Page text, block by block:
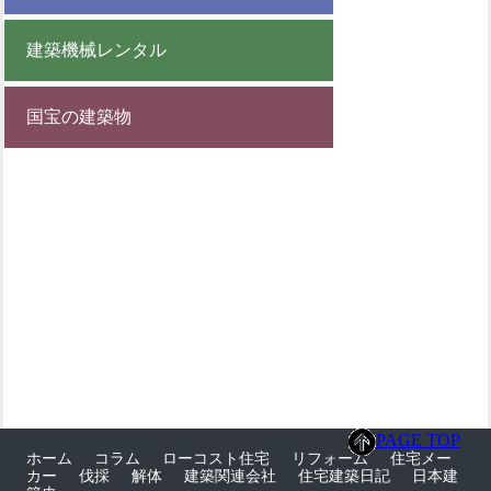
建築機械レンタル
国宝の建築物
PAGE TOP
ホーム コラム ローコスト住宅 リフォーム
住宅メー
カー
伐採 解体 建築関連会社 住宅建築日記
日本建